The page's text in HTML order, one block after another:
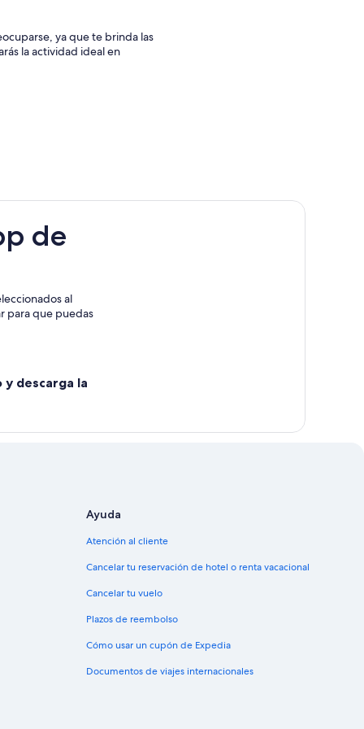
ya que te brinda las
la actividad ideal en
de
al
para que puedas
y descarga la
Ayuda
Atención al cliente
Cancelar tu reservación de hotel o renta vacacional
Cancelar tu vuelo
Plazos de reembolso
Cómo usar un cupón de Expedia
Documentos de viajes internacionales